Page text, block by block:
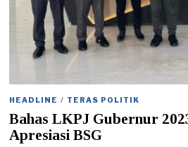
HEADLINE / TERAS POLITIK
Bahas LKPJ Gubernur
Apresiasi BSG